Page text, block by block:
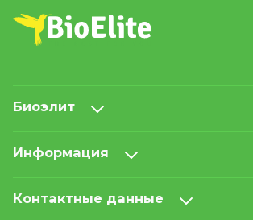
Биоэлит
Информация
Контактные данные